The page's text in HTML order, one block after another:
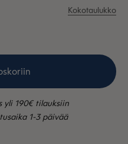
Kokotaulukko
yli 190€ tilauksiin
1-3 päivää